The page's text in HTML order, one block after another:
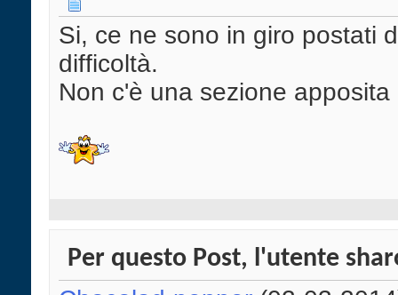
Si, ce ne sono in giro postati
difficoltà.
Non c'è una sezione
Per questo Post, l'utente